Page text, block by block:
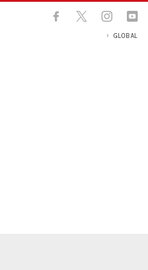
GLOBAL